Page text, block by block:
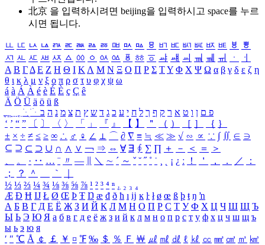
北京 을 입력하시려면 beijing을 입력하시고 space를 누르
시면 됩니다.
ㅥ ㅦ ㅧ ㅨ ㅩ ㅪ ㅫ ㅬ ㅭ ㅮ ㅯ ㅰ ㅱ ㅲ ㅳ ㅴ ㅵ ㅶ ㅷ ㅸ
ㅹ
ㅺ ㅻ ㅼ ㅽ ㅾ ㅿ ㆀ ㆁ ㆂ ㆃ ㆄ ㆅ ㆆ ㆇ ㆈ ㆉ ㆊ ㆋ ㆌ ㆍ
ㆎ
Α Β ΓΔ Ε Ζ Η Θ Ι ΚΛ Μ Ν Ξ Ο Π Ρ Σ ΤΥ Φ Χ Ψ Ω α β γ δ ε ζ η
θ ι κ λ μ ν ξ ο π ρ σ τ υ φ χ ψ ω
á à Á À é è É È ç Ç ê
Ä Ö Ü ä ö ü ß
ִֶֹ ֻּ ׁׂ פ ם ן ו ט א ר ק ף ך ל ח י ע כ ג ד ש ץ ת צ מ נ ה ב
‘ ’ “ ” 〔 〕 〈 〉 「 」 『 』 【 】 ＂ （ ） ［ ］ ｛ ｝
± × ÷ ≠ ≤ ≥ ∞ ∴ ♂ ♀ ∠ ⊥ ⌒ ∂ ∇ ≡ ≒ ≪ ≫ √ ∽ ∝ ∵ ∫ ∬ ∈ ∋
⊆ ⊇ ⊂ ⊃ ∪ ∩ ∧ ∨ ￢ ⇒ ⇔ ∀ ∃ ∮ ∑ ∏ ＋ － ＜ ＝
＞
、
。 · ‥ … ¨ 〃 ― ＼ ∼ ´ ～ ˇ ˘ ˝ ˚ ˙ ¸ ¡ ¿ ː ！ ＇ ， ． ／
：
；
？ ＾ ｀
½ ⅓ ⅔ ¼ ¾ ⅛ ⅜ ⅝ ⅞ ¹ ² ³ ⁴ ⁿ ₁ ₂ ₃ ₄
Æ Ð Ħ Ĳ Ł Ø Œ Þ Ŧ Ŋ æ đ ð ħ ı ĳ ĸ ŀ ł ø œ ß þ ŧ ŋ ŉ
А Б В Г Д Е Ё Ж З И Й К Л М Н О П Р С Т У Ф Х Ц Ч Ш Щ Ъ
Ы Ь Э Ю Я а б в г д е ё ж з и й к л м н о п р с т у ф х ц ч ш щ ъ
ы ь э ю я
′ ″ ℃ Å ￠ ￡ ￥ ¤ ℉ ‰ ＄ ％ Ｆ ￦ ㎕ ㎖ ㎗ ℓ ㎘ ㏄ ㎣ ㎤ ㎥ ㎦